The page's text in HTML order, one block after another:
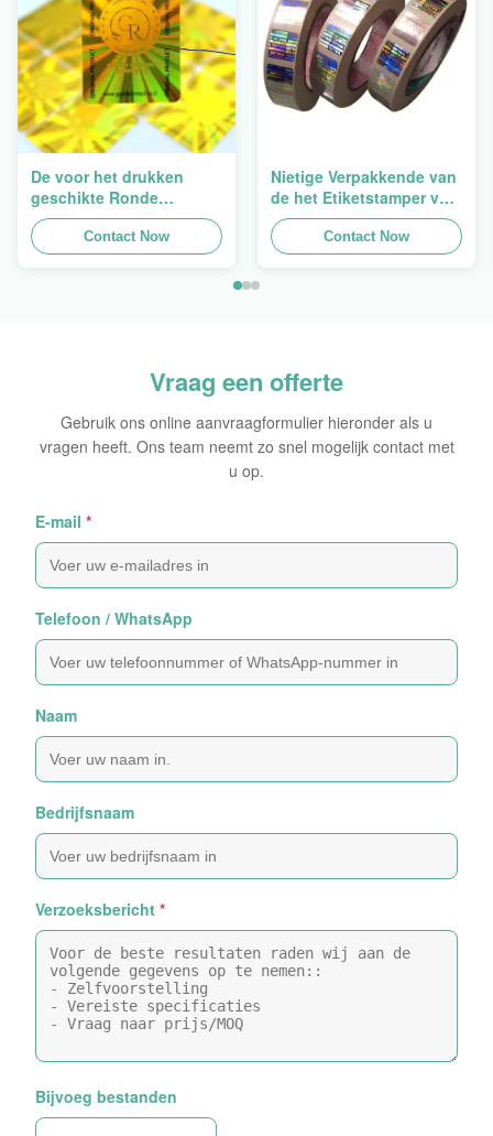
De voor het drukken
geschikte Ronde
Verpakkende
Holografische
Zelfklevende Bladen van
Contact Now
Nietige Verpakkende van
de het Etiketstamper van
de Hologramveiligheid
Duidelijke het
Hologramsticker Logo
Contact Now
Vraag een offerte
Gebruik ons online aanvraagformulier hieronder als u
vragen heeft. Ons team neemt zo snel mogelijk contact met
u op.
E-mail *
Telefoon / WhatsApp
Naam
Bedrijfsnaam
Verzoeksbericht *
Bijvoeg bestanden